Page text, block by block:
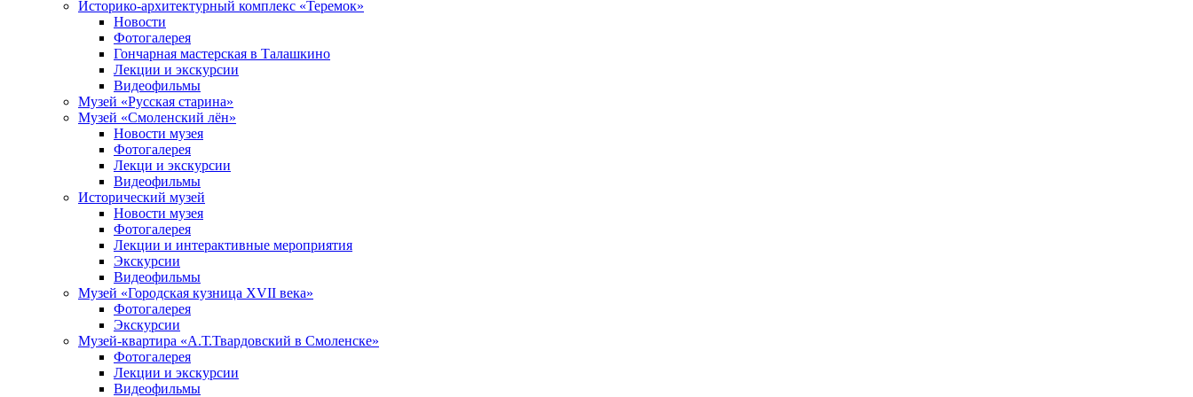
Историко-архитектурный комплекс «Теремок»
Новости
Фотогалерея
Гончарная мастерская в Талашкино
Лекции и экскурсии
Видеофильмы
Музей «Русская старина»
Музей «Смоленский лён»
Новости музея
Фотогалерея
Лекци и экскурсии
Видеофильмы
Исторический музей
Новости музея
Фотогалерея
Лекции и интерактивные мероприятия
Экскурсии
Видеофильмы
Музей «Городская кузница XVII века»
Фотогалерея
Экскурсии
Музей-квартира «А.Т.Твардовский в Смоленске»
Фотогалерея
Лекции и экскурсии
Видеофильмы